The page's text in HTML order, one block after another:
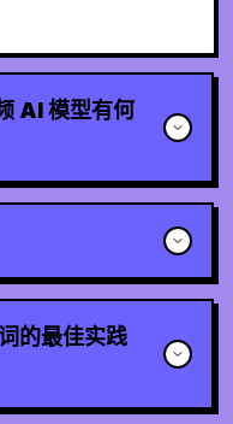
AI 模型有何
的最佳实践